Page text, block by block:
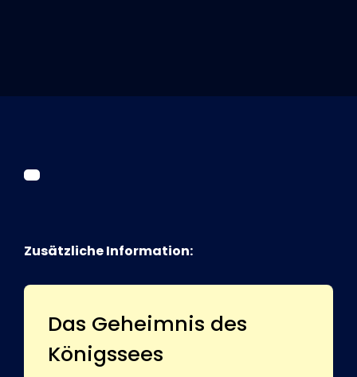
Zusätzliche Information:
Das Geheimnis des
Königssees